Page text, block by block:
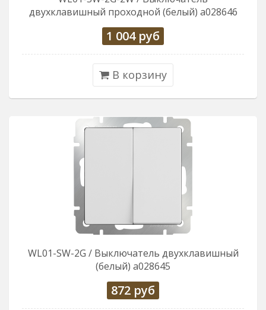
двухклавишный проходной (белый) a028646
1 004руб
В корзину
WL01-SW-2G / Выключатель двухклавишный
(белый) a028645
872 руб